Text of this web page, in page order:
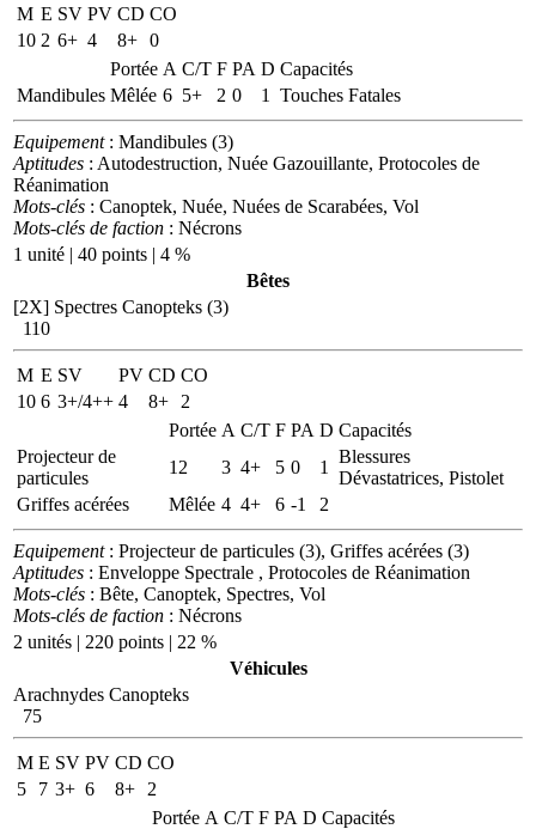
M E SV PV CD CO
10 2 6+ 4 8+ 0
Portée A C/T F PA D Capacités
Mandibules Mêlée 6 5+ 2 0 1 Touches Fatales
Equipement: Mandibules (3)
Aptitudes : Autodestruction, Nuée Gazouillante, Protocoles de
Réanimation
Mots-clés : Canoptek, Nuée, Nuées de Scarabées, Vol
Mots-clés de faction : Nécrons
1 unité | 40 points | 4 %
Bêtes
[2X] Spectres Canopteks (3)
110
M E SV PV CD CO
10 6 3+/4++ 4 8+
2
Portée A C/T F PA D Capacités
Projecteur de
particules
12 3 4+ 5 0 1
Blessures
Dévastatrices, Pistolet
Griffes acérées
Mêlée 4 4+ 6 -1 2
Equipement: Projecteur de particules (3), Griffes acérées (3)
Aptitudes : Enveloppe Spectrale , Protocoles de Réanimation
Mots-clés : Bête, Canoptek, Spectres, Vol
Mots-clés de faction : Nécrons
2 unités | 220 points | 22 %
Véhicules
Arachnydes Canopteks
75
M E SV PV CD CO
5
7 3+ 6 8+
2
Portée A C/T F PA D Capacités